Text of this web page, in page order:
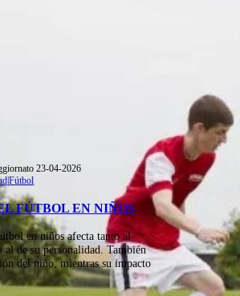
23-04-2026
|Fútbol
FÚTBOL EN NIÑOS
en niños afecta tanto al
de su personalidad. También
del niño, mientras su impacto